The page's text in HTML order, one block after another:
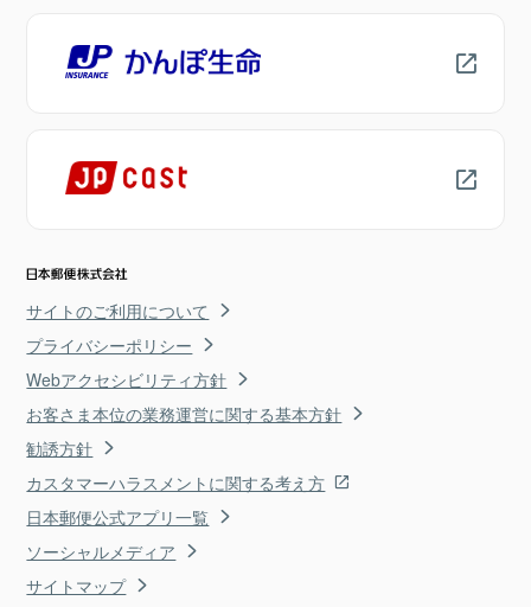
サイトのご利用について
プライバシーポリシー
Webアクセシビリティ方針
お客さま本位の業務運営に関する基本方針
勧誘方針
カスタマーハラスメントに関する考え方
日本郵便公式アプリ一覧
ソーシャルメディア
サイトマップ